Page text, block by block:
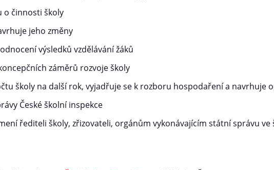
o činnosti školy
jeho změny
výsledků vzdělávání žáků
záměrů rozvoje školy
školy na další rok, vyjadřuje se k rozboru hospodaření a navrhuje
České školní inspekce
řediteli školy, zřizovateli, orgánům vykonávajícím státní správu